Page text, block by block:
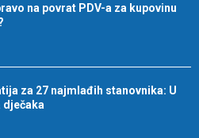
na povrat PDV-a za kupovinu
za 27 najmlađih stanovnika: U
dječaka